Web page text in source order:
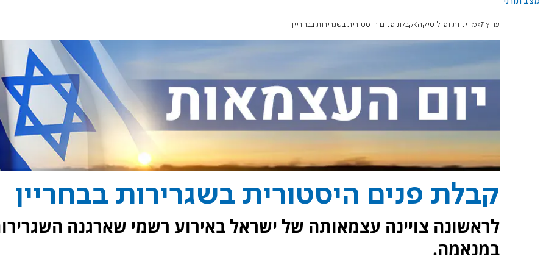
ערוץ 7 מדיניות ופוליטיקה קבלת פנים היסטורית בשגרירות בבחריין
קבלת פנים היסטורית בשגרירות בבחריין
לראשונה צויינה עצמאותה של ישראל באירוע רשמי שארגנה
במנאמה.